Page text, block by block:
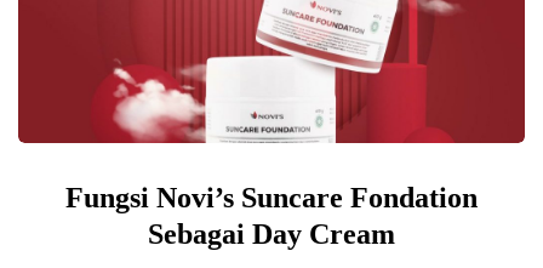
Fungsi Novi’s Suncare Fondation
Sebagai Day Cream